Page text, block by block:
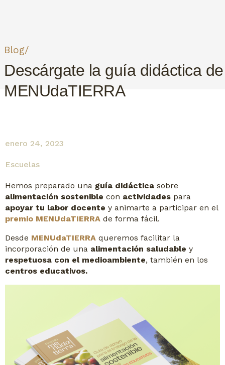
Blog/
Descárgate la guía didáctica de
MENUdaTIERRA
enero 24, 2023
Escuelas
Hemos preparado una guía didáctica sobre
alimentación sostenible con actividades para
apoyar tu labor docente y animarte a participar en el
premio MENUdaTIERRA de forma fácil.
Desde MENUdaTIERRA queremos facilitar la
incorporación de una alimentación saludable y
respetuosa con el medioambiente, también en los
centros educativos.